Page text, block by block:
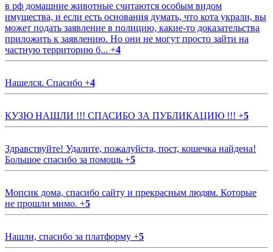
в рф домашние животные считаются особым видом
имущества, и если есть основания думать, что кота украли, вы
может подать заявление в полицию, какие-то доказательства
приложить к заявлению. Но они не могут просто зайти на
частную территорию б... +4
Нашелся. Спасибо +4
КУЗЮ НАШЛИ !!! СПАСИБО ЗА ПУБЛИКАЦИЮ !!! +5
Здравствуйте! Удалите, пожалуйста, пост, кошечка найдена!
Большое спасибо за помощь +5
Мопсик дома, спасибо сайту и прекрасным людям. Которые
не прошли мимо. +5
Нашли, спасибо за платформу +5